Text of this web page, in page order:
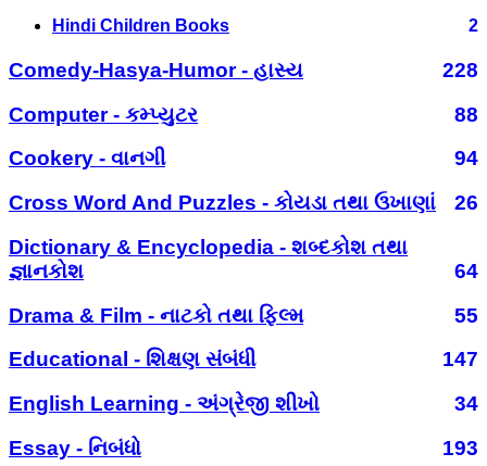
Hindi Children Books 2
Comedy-Hasya-Humor - હાસ્ય
228
Computer - કમ્પ્યુટર
88
Cookery - વાનગી
94
Cross Word And Puzzles - કોયડા તથા ઉખાણાં
26
Dictionary & Encyclopedia - શબ્દકોશ તથા
જ્ઞાનકોશ
64
Drama & Film - નાટકો તથા ફિલ્મ
55
Educational - શિક્ષણ સંબંધી
147
English Learning - અંગ્રેજી શીખો
34
Essay - નિબંધો
193